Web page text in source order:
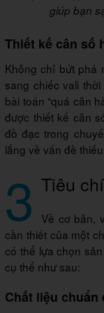
giúp bạn
Thiết kế cân số
Không chỉ bứt phá
sang chiếc vali
bài toán “quá cân
được thiết kế cân
đồ đạc trong
lắng về vấn đề
3 Tiêu
Về cơ bản,
cần thiết của một
có thể lựa chọn
cụ thể như sau:
Chất liệu chuẩn